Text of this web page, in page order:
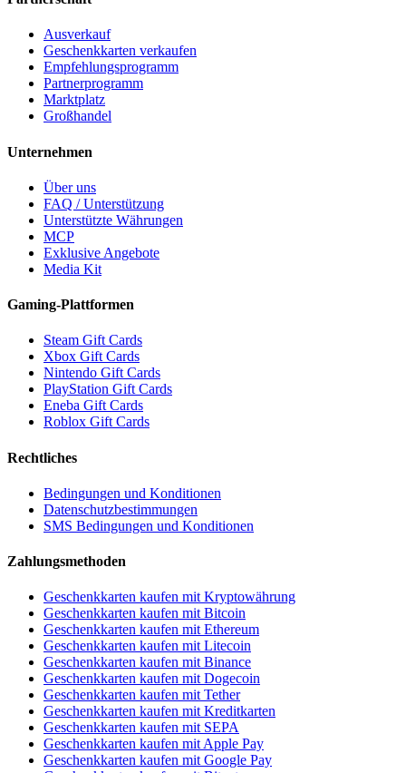
Ausverkauf
Geschenkkarten verkaufen
Empfehlungsprogramm
Partnerprogramm
Marktplatz
Großhandel
Unternehmen
Über uns
FAQ / Unterstützung
Unterstützte Währungen
MCP
Exklusive Angebote
Media Kit
Gaming-Plattformen
Steam Gift Cards
Xbox Gift Cards
Nintendo Gift Cards
PlayStation Gift Cards
Eneba Gift Cards
Roblox Gift Cards
Rechtliches
Bedingungen und Konditionen
Datenschutzbestimmungen
SMS Bedingungen und Konditionen
Zahlungsmethoden
Geschenkkarten kaufen mit Kryptowährung
Geschenkkarten kaufen mit Bitcoin
Geschenkkarten kaufen mit Ethereum
Geschenkkarten kaufen mit Litecoin
Geschenkkarten kaufen mit Binance
Geschenkkarten kaufen mit Dogecoin
Geschenkkarten kaufen mit Tether
Geschenkkarten kaufen mit Kreditkarten
Geschenkkarten kaufen mit SEPA
Geschenkkarten kaufen mit Apple Pay
Geschenkkarten kaufen mit Google Pay